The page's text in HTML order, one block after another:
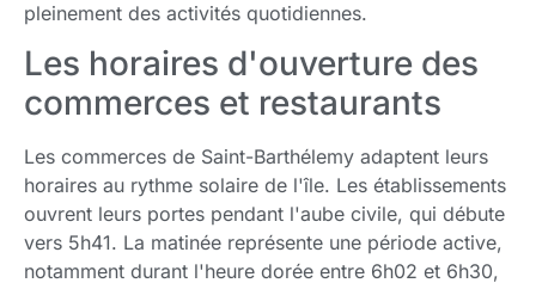
pleinement des activités quotidiennes.
Les horaires d'ouverture des
commerces et restaurants
Les commerces de Saint-Barthélemy adaptent leurs
horaires au rythme solaire de l'île. Les établissements
ouvrent leurs portes pendant l'aube civile, qui débute
vers 5h41. La matinée représente une période active,
notamment durant l'heure dorée entre 6h02 et 6h30,